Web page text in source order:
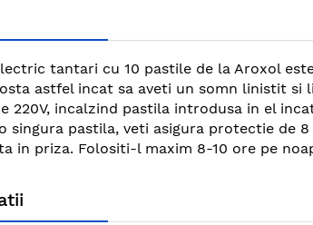
tantari cu 10 pastile de la Aroxol
astfel incat sa aveti un somn linistit
220V, incalzind pastila introdusa in el
singura pastila, veti asigura protectie de
in priza. Folositi-l maxim 8-10 ore pe